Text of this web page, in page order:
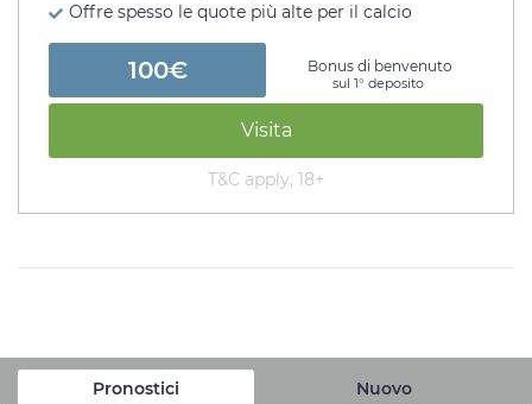
Offre spesso le quote più alte per il calcio
100€ Bonus di benvenuto
sul 1° deposito
Visita
T&C apply, 18+
Pronostici Nuovo